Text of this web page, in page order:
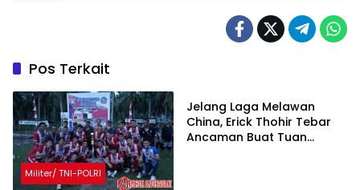
Pos Terkait
Militer/ TNI-POLRI
Jelang Laga Melawan
China, Erick Thohir Tebar
Ancaman Buat Tuan